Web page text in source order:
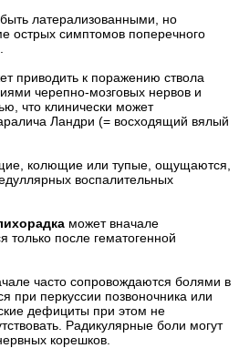
латерализованными, но
острых симптомов поперечного
приводить к поражению ствола
черепно-мозговых нервов и
что клинически может
Ландри (= восходящий вялый
колющие или тупые, ощущаются,
воспалительных
может вначале
только после гематогенной
часто сопровождаются болями в
при перкуссии позвоночника или
дефициты при этом не
Радикулярные боли могут
корешков.